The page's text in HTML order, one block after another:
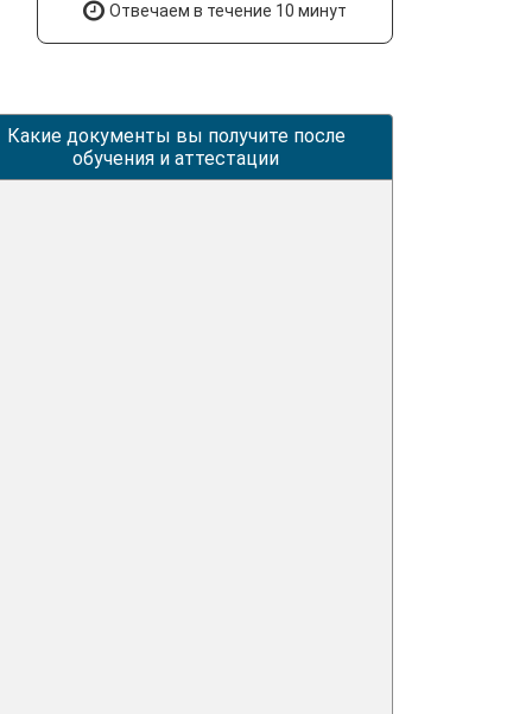
Отвечаем в течение 10 минут
Какие документы вы получите после
обучения и аттестации